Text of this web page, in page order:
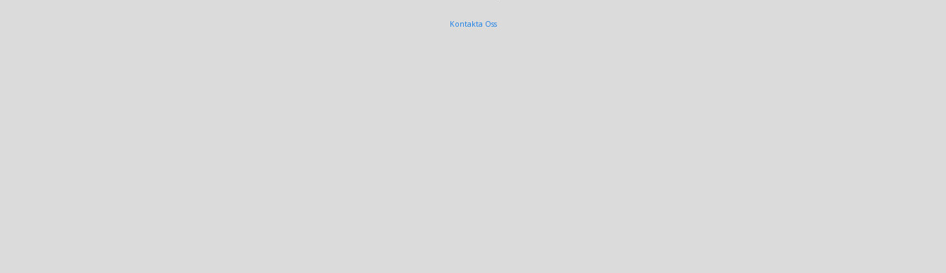
Kontakta Oss